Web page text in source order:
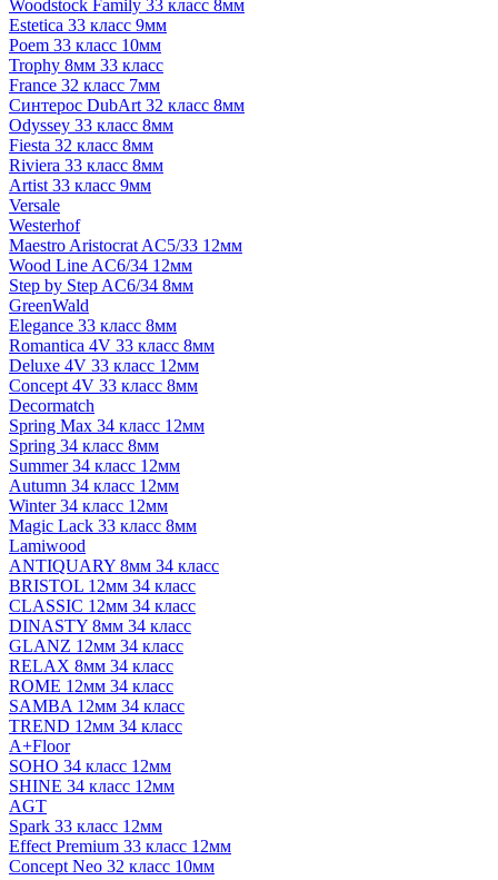
Woodstock Family 33 класс 8мм
Estetica 33 класс 9мм
Poem 33 класс 10мм
Trophy 8мм 33 класс
France 32 класс 7мм
Синтерос DubArt 32 класс 8мм
Odyssey 33 класс 8мм
Fiesta 32 класс 8мм
Riviera 33 класс 8мм
Artist 33 класс 9мм
Versale
Westerhof
Maestro Aristocrat AC5/33 12мм
Wood Line AC6/34 12мм
Step by Step AC6/34 8мм
GreenWald
Elegance 33 класс 8мм
Romantica 4V 33 класс 8мм
Deluxe 4V 33 класс 12мм
Concept 4V 33 класс 8мм
Decormatch
Spring Max 34 класс 12мм
Spring 34 класс 8мм
Summer 34 класс 12мм
Autumn 34 класс 12мм
Winter 34 класс 12мм
Magic Lack 33 класс 8мм
Lamiwood
ANTIQUARY 8мм 34 класс
BRISTOL 12мм 34 класс
CLASSIC 12мм 34 класс
DINASTY 8мм 34 класс
GLANZ 12мм 34 класс
RELAX 8мм 34 класс
ROME 12мм 34 класс
SAMBA 12мм 34 класс
TREND 12мм 34 класс
A+Floor
SOHO 34 класс 12мм
SHINE 34 класс 12мм
AGT
Spark 33 класс 12мм
Effect Premium 33 класс 12мм
Concept Neo 32 класс 10мм